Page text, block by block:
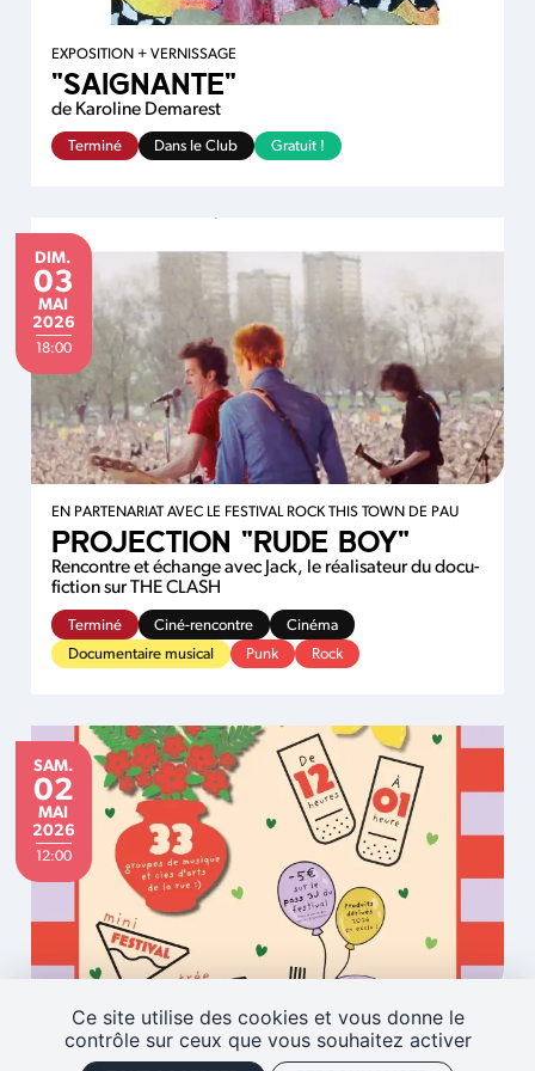
Ce site utilise des cookies et vous donne le
contrôle sur ceux que vous souhaitez activer
EXPOSITION + VERNISSAGE
"SAIGNANTE"
de Karoline Demarest
Terminé Dans le Club Gratuit !
DIMANCHE
DIM.
03
MAI
MAI
2026
18:00
EN PARTENARIAT AVEC LE FESTIVAL ROCK THIS TOWN DE PAU
PROJECTION "RUDE BOY"
Rencontre et échange avec Jack, le réalisateur du docu-
fiction sur THE CLASH
Terminé Ciné-rencontre
Cinéma
Documentaire musical
Punk Rock
SAMEDI
SAM.
02
MAI
MAI
2026
12:00
MUSICALARUE SUR UN
PLATEAU